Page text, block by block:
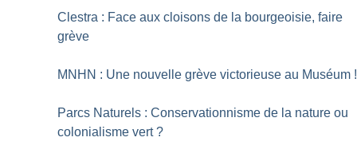
Clestra : Face aux cloisons de la bourgeoisie, faire
grève
MNHN : Une nouvelle grève victorieuse au Muséum !
Parcs Naturels : Conservationnisme de la nature ou
colonialisme vert ?